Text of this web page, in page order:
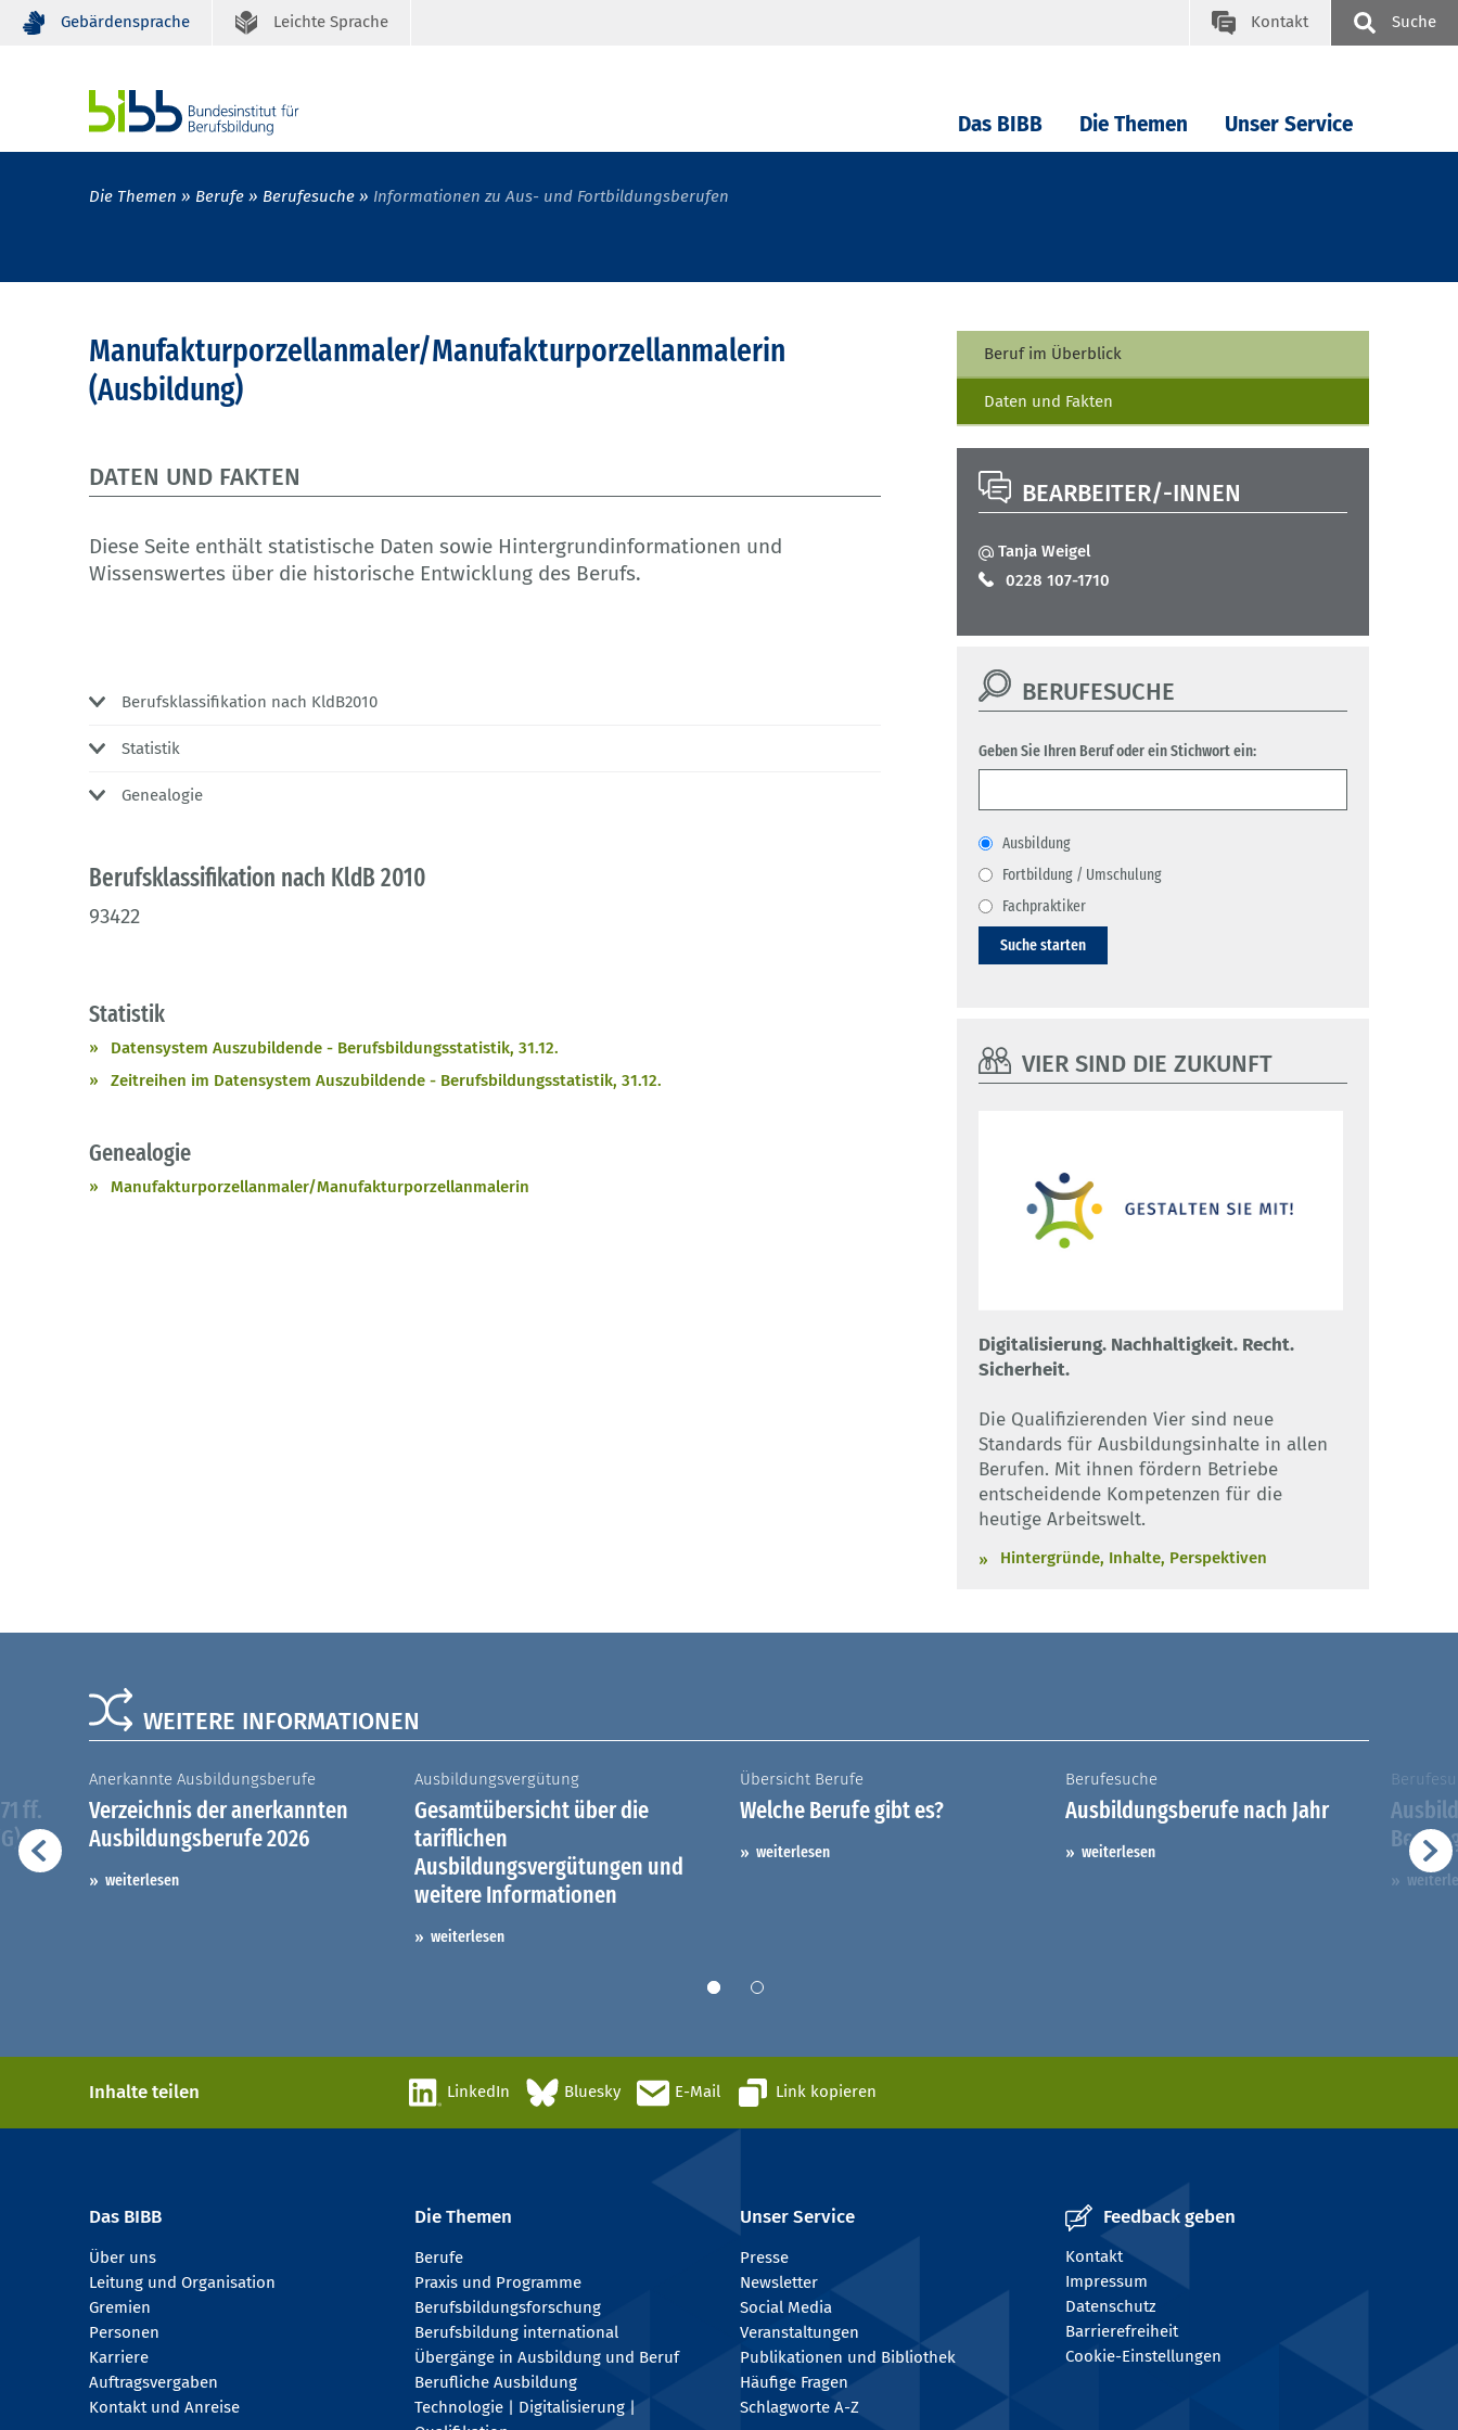
Gebärdensprache Leichte Sprache Kontakt Suche
Das BIBB Die Themen Unser Service
Die Themen Berufe Berufesuche Informationen zu Aus- und Fortbildungsberufen
Manufakturporzellanmaler/Manufakturporzellanmalerin
(Ausbildung)
DATEN UND FAKTEN
Diese Seite enthält statistische Daten sowie Hintergrundinformationen und
Wissenswertes über die historische Entwicklung des Berufs.
Berufsklassifikation nach KldB2010
Statistik
Genealogie
Berufsklassifikation nach KldB 2010
93422
Statistik
Datensystem Auszubildende - Berufsbildungsstatistik, 31.12.
Zeitreihen im Datensystem Auszubildende - Berufsbildungsstatistik, 31.12.
Genealogie
Manufakturporzellanmaler/Manufakturporzellanmalerin
Beruf im Überblick
Daten und Fakten
BEARBEITER/-INNEN
Tanja Weigel
0228 107-1710
BERUFESUCHE
Geben Sie Ihren Beruf oder ein Stichwort ein:
Ausbildung
Fortbildung / Umschulung
Fachpraktiker
Suche starten
VIER SIND DIE ZUKUNFT
Digitalisierung. Nachhaltigkeit. Recht.
Sicherheit.
Die Qualifizierenden Vier sind neue
Standards für Ausbildungsinhalte in allen
Berufen. Mit ihnen fördern Betriebe
entscheidende Kompetenzen für die
heutige Arbeitswelt.
Hintergründe, Inhalte, Perspektiven
WEITERE INFORMATIONEN
ff.
Anerkannte Ausbildungsberufe
Verzeichnis der anerkannten
Ausbildungsberufe 2026
weiterlesen
Ausbildungsvergütung
Gesamtübersicht über die
tariflichen
Ausbildungsvergütungen und
weitere Informationen
weiterlesen
Übersicht Berufe
Welche Berufe gibt es?
weiterlesen
Berufesuche
Ausbildungsberufe nach Jahr
weiterlesen
Inhalte teilen LinkedIn Bluesky E-Mail Link kopieren
Das BIBB
Über uns
Leitung und Organisation
Gremien
Personen
Karriere
Auftragsvergaben
Kontakt und Anreise
Die Themen
Berufe
Praxis und Programme
Berufsbildungsforschung
Berufsbildung international
Übergänge in Ausbildung und Beruf
Berufliche Ausbildung
Technologie | Digitalisierung |
Unser Service
Presse
Newsletter
Social Media
Veranstaltungen
Publikationen und Bibliothek
Häufige Fragen
Schlagworte A-Z
Feedback geben
Kontakt
Impressum
Datenschutz
Barrierefreiheit
Cookie-Einstellungen